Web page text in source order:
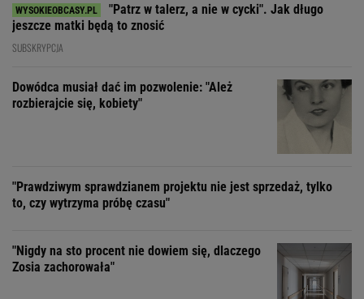
"Patrz w talerz, a nie w cycki". Jak długo
jeszcze matki będą to znosić
SUBSKRYPCJA
Dowódca musiał dać im pozwolenie: "Ależ
rozbierajcie się, kobiety"
"Prawdziwym sprawdzianem projektu nie jest sprzedaż, tylko
to, czy wytrzyma próbę czasu"
"Nigdy na sto procent nie dowiem się, dlaczego
Zosia zachorowała"